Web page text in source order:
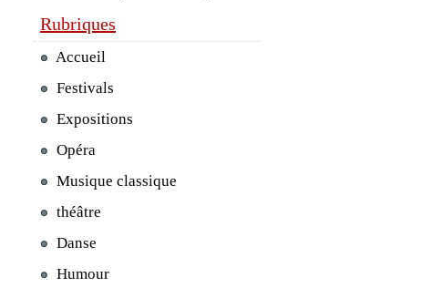
Rubriques
Accueil
Festivals
Expositions
Opéra
Musique classique
théâtre
Danse
Humour